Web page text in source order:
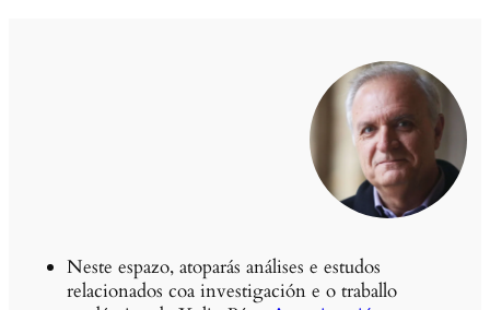
Neste espazo, atoparás análises e estudos
relacionados coa investigación e o traballo